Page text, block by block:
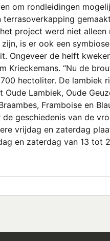
om rondleidingen
project werd niet alleen
is er ook een
Ongeveer de helft
Krieckemans. “Nu de
hectoliter. De lambiek
Lambiek, Oude
Framboise en
geschiedenis van de
vrijdag en zaterdag
en zaterdag van 13 tot